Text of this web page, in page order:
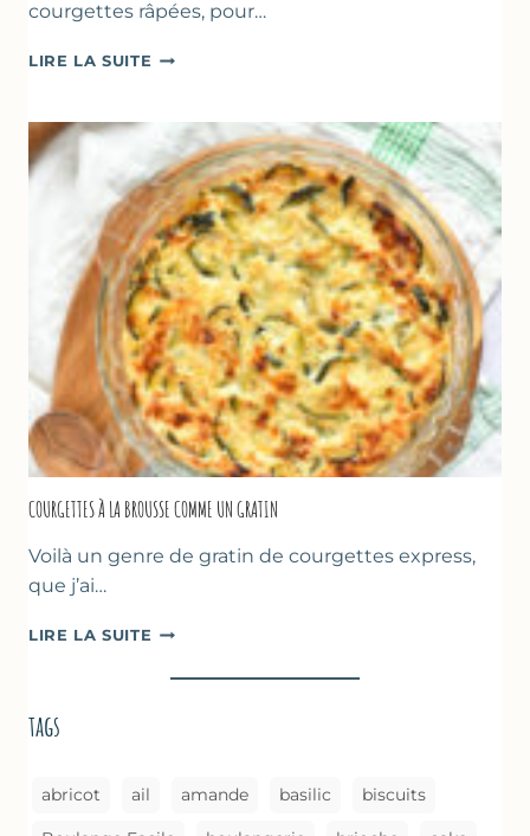
courgettes râpées, pour…
LIRE LA SUITE FARINATA
ÉPAISSE
À
LA
FARINE
DE
POIS
CHICHE
–
CUISSON
AU
FOUR
COURGETTES À LA BROUSSE COMME UN GRATIN
Voilà un genre de gratin de courgettes express,
que j’ai…
LIRE LA SUITE COURGETTES
LA
tags
abricot ail amande basilic biscuits